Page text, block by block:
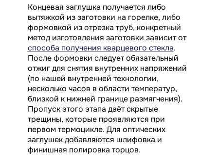
Концевая заглушка получается либо
вытяжкой из заготовки на горелке, либо
формовкой из отрезка труб, конкретный
метод изготовления заготовки зависит от
способа получения кварцевого стекла.
После формовки следует обязательный
отжиг для снятия внутренних напряжений
(по нашей внутренней технологии,
несколько часов в области температур,
близкой к нижней границе размягчения).
Пропуск этого этапа даёт скрытые
трещины, которые проявляются при
первом термоцикле. Для оптических
заглушек добавляются шлифовка и
финишная полировка торцов.